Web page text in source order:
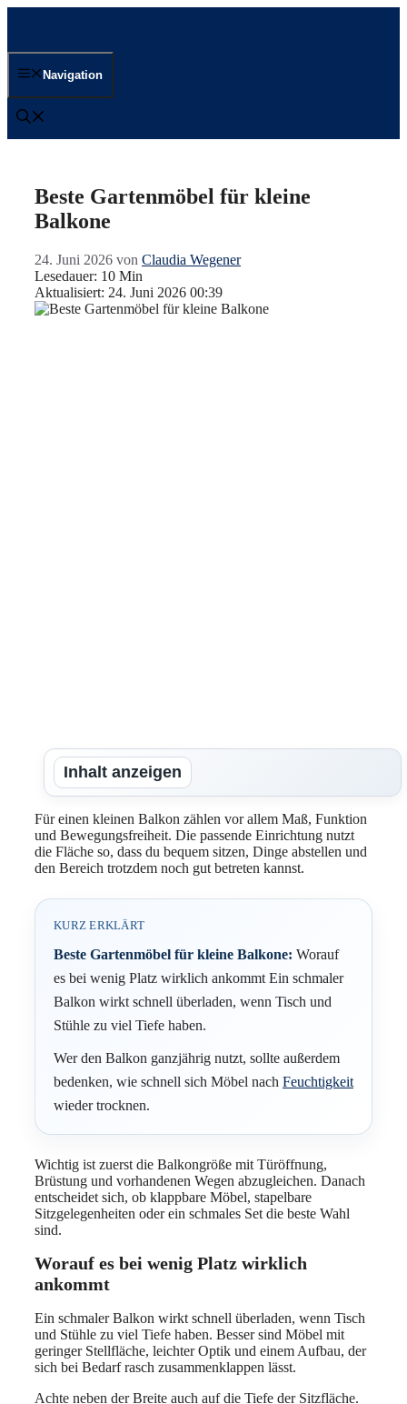
Navigation
Beste Gartenmöbel für kleine
Balkone
24. Juni 2026 von Claudia Wegener
Lesedauer: 10 Min
Aktualisiert: 24. Juni 2026 00:39
Inhalt anzeigen
Für einen kleinen Balkon zählen vor allem Maß, Funktion
und Bewegungsfreiheit. Die passende Einrichtung nutzt
die Fläche so, dass du bequem sitzen, Dinge abstellen und
den Bereich trotzdem noch gut betreten kannst.
KURZ ERKLÄRT
Beste Gartenmöbel für kleine Balkone: Worauf
es bei wenig Platz wirklich ankommt Ein schmaler
Balkon wirkt schnell überladen, wenn Tisch und
Stühle zu viel Tiefe haben.
Wer den Balkon ganzjährig nutzt, sollte außerdem
bedenken, wie schnell sich Möbel nach Feuchtigkeit
wieder trocknen.
Wichtig ist zuerst die Balkongröße mit Türöffnung,
Brüstung und vorhandenen Wegen abzugleichen. Danach
entscheidet sich, ob klappbare Möbel, stapelbare
Sitzgelegenheiten oder ein schmales Set die beste Wahl
sind.
Worauf es bei wenig Platz wirklich
ankommt
Ein schmaler Balkon wirkt schnell überladen, wenn Tisch
und Stühle zu viel Tiefe haben. Besser sind Möbel mit
geringer Stellfläche, leichter Optik und einem Aufbau, der
sich bei Bedarf rasch zusammenklappen lässt.
Achte neben der Breite auch auf die Tiefe der Sitzfläche.